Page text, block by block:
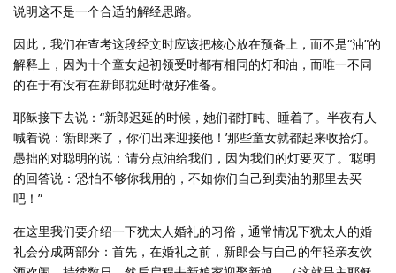
说明这不是一个合适的解经思路。
因此，我们在查考这段经文时应该把核心放在预备上，而不是“油”的
解释上，因为十个童女起初领受时都有相同的灯和油，而唯一不同
的在于有没有在新郎耽延时做好准备。
耶稣接下去说：“新郎迟延的时候，她们都打盹、睡着了。半夜有人
喊着说：‘新郎来了，你们出来迎接他！’那些童女就都起来收拾灯。
愚拙的对聪明的说：‘请分点油给我们，因为我们的灯要灭了。’聪明
的回答说：‘恐怕不够你我用的，不如你们自己到卖油的那里去买
吧！”
在这里我们要介绍一下犹太人婚礼的习俗，通常情况下犹太人的婚
礼会分成两部分：首先，在婚礼之前，新郎会与自己的年轻亲友饮